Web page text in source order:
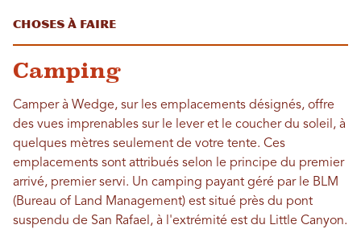
Choses à faire
Camping
Camper à Wedge, sur les emplacements désignés, offre
des vues imprenables sur le lever et le coucher du soleil, à
quelques mètres seulement de votre tente. Ces
emplacements sont attribués selon le principe du premier
arrivé, premier servi. Un camping payant géré par le BLM
(Bureau of Land Management) est situé près du pont
suspendu de San Rafael, à l'extrémité est du Little Canyon.